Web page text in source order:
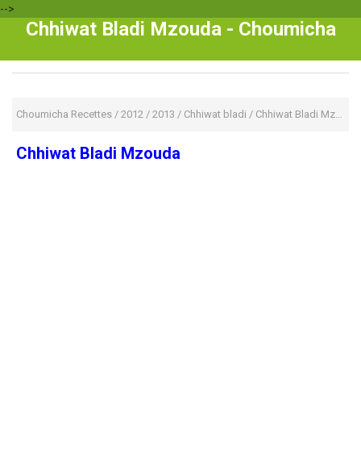
-->
Chhiwat Bladi Mzouda - Choumicha
Choumicha Recettes / 2012 / 2013 / Chhiwat bladi / Chhiwat Bladi Mzouda
Chhiwat Bladi Mzouda